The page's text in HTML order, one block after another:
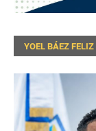
YOEL BÁEZ FELIZ